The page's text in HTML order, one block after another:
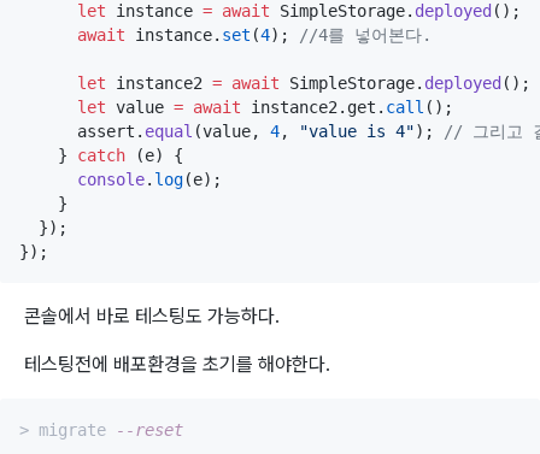
let instance = await SimpleStorage. deployed ();
await
instance. set (4); //4를 넣어본다.
let instance2 = await SimpleStorage. deployed ();
let value = await instance2. get . call ();
assert . equal (value, 4, "value is 4"); // 그리고
    }
catch (e) {
console. log(e);
    }
  });
});
콘솔에서 바로 테스팅도 가능하다.
테스팅전에 배포환경을 초기를 해야한다.
> migrate --reset